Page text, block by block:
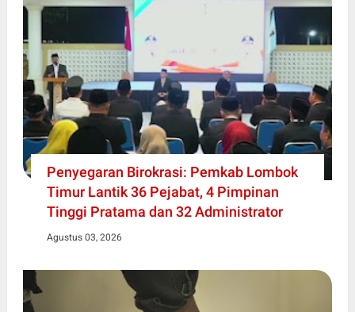
Penyegaran Birokrasi: Pemkab Lombok
Timur Lantik 36 Pejabat, 4 Pimpinan
Tinggi Pratama dan 32 Administrator
Agustus 03, 2026